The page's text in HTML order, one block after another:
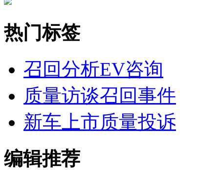
热门标签
召回分析EV咨询
质量访谈召回事件
新车上市质量投诉
编辑推荐